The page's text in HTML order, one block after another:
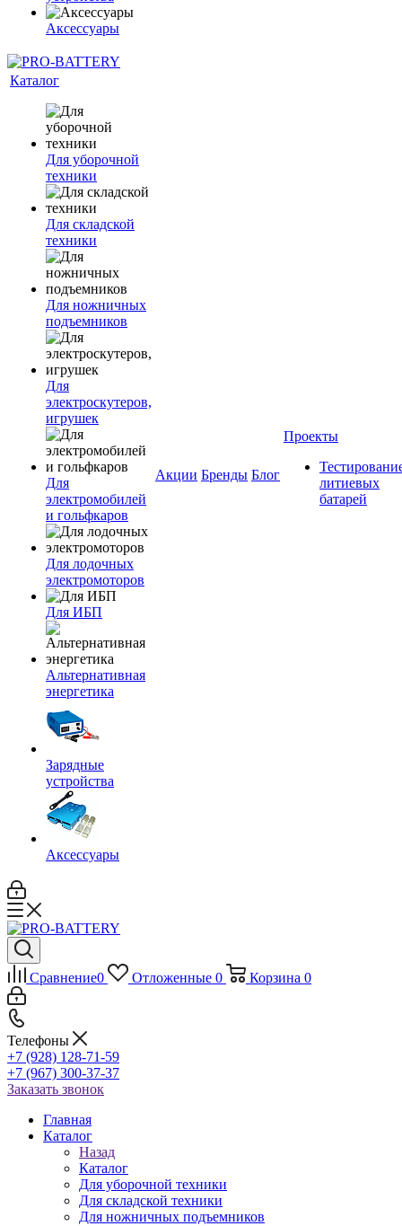
Аксессуары
Каталог
Для уборочной
техники
Для складской
техники
Для ножничных
подъемников
Для
электроскутеров,
игрушек
Для
электромобилей
и гольфкаров
Для лодочных
электромоторов
Для ИБП
Альтернативная
энергетика
Зарядные
устройства
Аксессуары
Акции Бренды Блог
Проекты
литиевых
батарей
Сравнение0 Отложенные 0 Корзина 0
Телефоны
+7 (928) 128-71-59
+7 (967) 300-37-37
Заказать звонок
Главная
Каталог
Назад
Каталог
Для уборочной техники
Для складской техники
Для ножничных подъемников